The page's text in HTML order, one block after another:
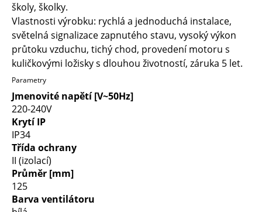
školy, školky.
Vlastnosti výrobku: rychlá a jednoduchá instalace,
světelná signalizace zapnutého stavu, vysoký výkon
průtoku vzduchu, tichý chod, provedení motoru s
kuličkovými ložisky s dlouhou životností, záruka 5 let.
Parametry
Jmenovité napětí [V~50Hz]
220-240V
Krytí IP
IP34
Třída ochrany
II (izolací)
Průměr [mm]
125
Barva ventilátoru